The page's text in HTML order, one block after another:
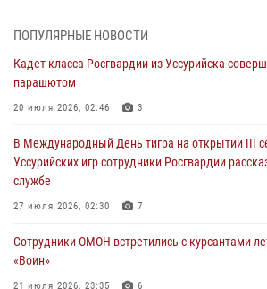
В День Крещения Руси в Князь-Владимирском
ходом
28 июля 2026, 10:29
посвященном Дню Крещения Руси
28 июля 2026, 05:39 3
В Международный День тигра на открытии III
службе
ПОПУЛЯРНЫЕ НОВОСТИ
Кадет класса Росгвардии из Уссурийска
парашютом
20 июля 2026, 02:46 3
В Международный День тигра на открытии III
Уссурийских игр сотрудники Росгвардии
службе
27 июля 2026, 02:30 7
Сотрудники ОМОН встретились с курсантами
«Воин»
21 июля 2026, 23:35 6